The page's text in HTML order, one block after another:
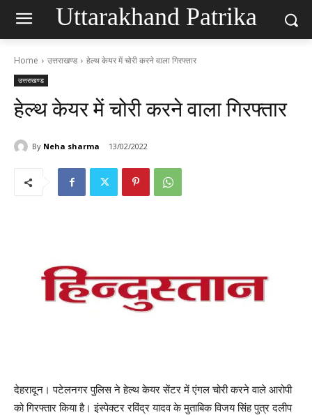
Uttarakhand Patrika
Home उत्तराखण्ड हेल्थ केयर में चोरी करने वाला गिरफ्तार
उत्तराखण्ड
हेल्थ केयर में चोरी करने वाला गिरफ्तार
By Neha sharma 13/02/2022
देहरादून। पटेलनगर पुलिस ने हेल्थ केयर सेंटर में एंगल चोरी करने वाले आरोपी
को गिरफ्तार किया है। इंस्पेक्टर रविंद्र यादव के मुताबिक विजय सिंह पुत्र दलीप